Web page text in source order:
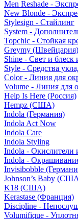
Men Reshade -
New Blonde -
Stylesign - Стайлинг
System -
Topchic - Стойкая
Greymy (Швейцария)
Shine - Свет и блеск
Style - Средства
Color - Линия для
Volume - Линия для
Help Is Here (Россия)
Hempz (США)
Indola (Германия)
Indola Act Now
Indola Care
Indola Styling
Indola - Окислители
Indola -
Invisibobble
Johnson’s Baby
K18 (США)
Kerastase (Франция)
Discipline -
Volumifique -